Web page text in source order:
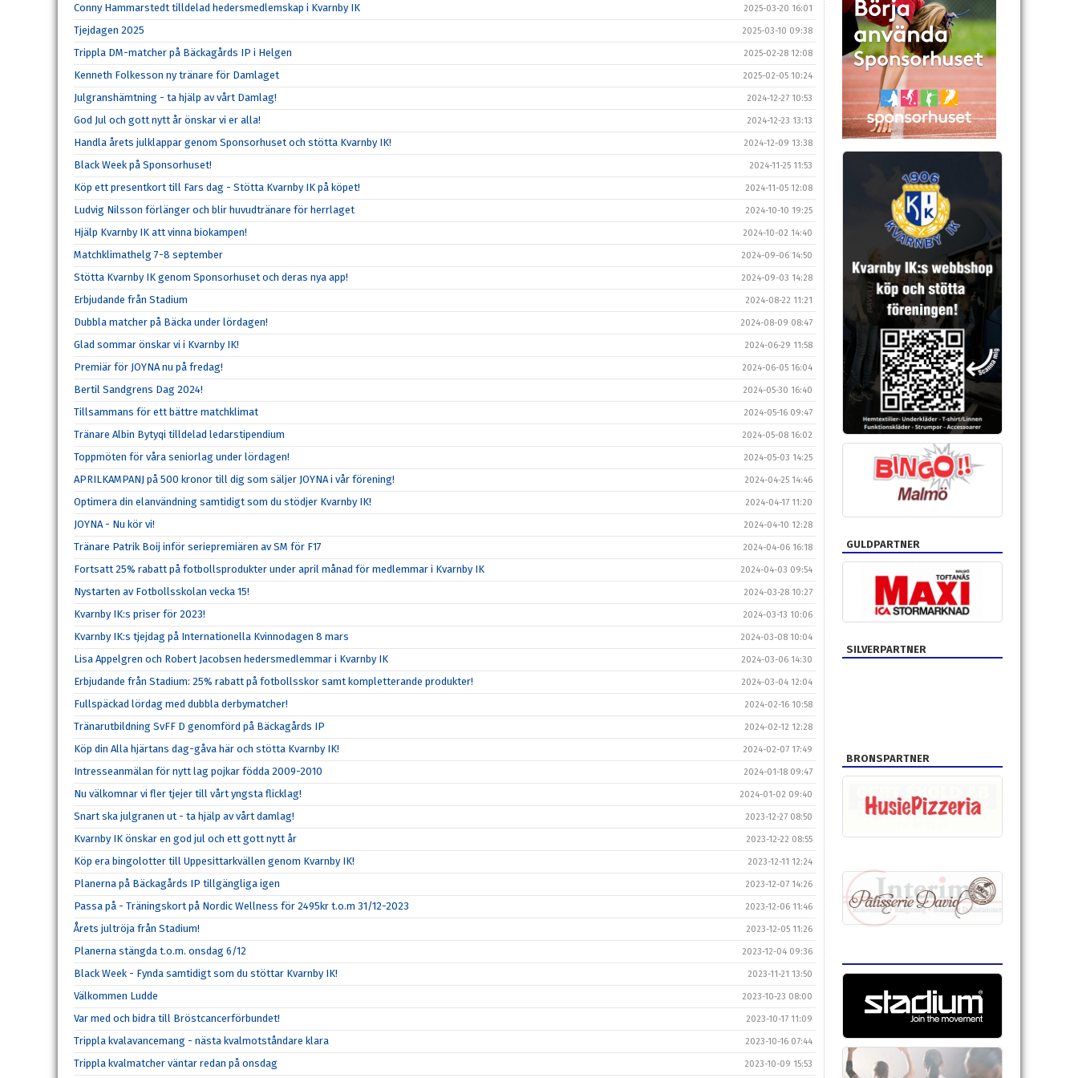
Conny Hammarstedt tilldelad hedersmedlemskap i Kvarnby IK 2025-03-20 16:01
Tjejdagen 2025 2025-03-10 09:38
Trippla DM-matcher på Bäckagårds IP i Helgen 2025-02-28 12:08
Kenneth Folkesson ny tränare för Damlaget 2025-02-05 10:24
Julgranshämtning - ta hjälp av vårt Damlag! 2024-12-27 10:53
God Jul och gott nytt år önskar vi er alla! 2024-12-23 13:13
Handla årets julklappar genom Sponsorhuset och stötta Kvarnby IK! 2024-12-09 13:38
Black Week på Sponsorhuset! 2024-11-25 11:53
Köp ett presentkort till Fars dag - Stötta Kvarnby IK på köpet! 2024-11-05 12:08
Ludvig Nilsson förlänger och blir huvudtränare för herrlaget 2024-10-10 19:25
Hjälp Kvarnby IK att vinna biokampen! 2024-10-02 14:40
Matchklimathelg 7-8 september 2024-09-06 14:50
Stötta Kvarnby IK genom Sponsorhuset och deras nya app! 2024-09-03 14:28
Erbjudande från Stadium 2024-08-22 11:21
Dubbla matcher på Bäcka under lördagen! 2024-08-09 08:47
Glad sommar önskar vi i Kvarnby IK! 2024-06-29 11:58
Premiär för JOYNA nu på fredag! 2024-06-05 16:04
Bertil Sandgrens Dag 2024! 2024-05-30 16:40
Tillsammans för ett bättre matchklimat 2024-05-16 09:47
Tränare Albin Bytyqi tilldelad ledarstipendium 2024-05-08 16:02
Toppmöten för våra seniorlag under lördagen! 2024-05-03 14:25
APRILKAMPANJ på 500 kronor till dig som säljer JOYNA i vår förening! 2024-04-25 14:46
Optimera din elanvändning samtidigt som du stödjer Kvarnby IK! 2024-04-17 11:20
JOYNA - Nu kör vi! 2024-04-10 12:28
Tränare Patrik Boij inför seriepremiären av SM för F17 2024-04-06 16:18
Fortsatt 25% rabatt på fotbollsprodukter under april månad för medlemmar i Kvarnby IK 2024-04-03 09:54
Nystarten av Fotbollsskolan vecka 15! 2024-03-28 10:27
Kvarnby IK:s priser för 2023! 2024-03-13 10:06
Kvarnby IK:s tjejdag på Internationella Kvinnodagen 8 mars 2024-03-08 10:04
Lisa Appelgren och Robert Jacobsen hedersmedlemmar i Kvarnby IK 2024-03-06 14:30
Erbjudande från Stadium: 25% rabatt på fotbollsskor samt kompletterande produkter! 2024-03-04 12:04
Fullspäckad lördag med dubbla derbymatcher! 2024-02-16 10:58
Tränarutbildning SvFF D genomförd på Bäckagårds IP 2024-02-12 12:28
Köp din Alla hjärtans dag-gåva här och stötta Kvarnby IK! 2024-02-07 17:49
Intresseanmälan för nytt lag pojkar födda 2009-2010 2024-01-18 09:47
Nu välkomnar vi fler tjejer till vårt yngsta flicklag! 2024-01-02 09:40
Snart ska julgranen ut - ta hjälp av vårt damlag! 2023-12-27 08:50
Kvarnby IK önskar en god jul och ett gott nytt år 2023-12-22 08:55
Köp era bingolotter till Uppesittarkvällen genom Kvarnby IK! 2023-12-11 12:24
Planerna på Bäckagårds IP tillgängliga igen 2023-12-07 14:26
Passa på - Träningskort på Nordic Wellness för 2495kr t.o.m 31/12-2023 2023-12-06 11:46
Årets jultröja från Stadium! 2023-12-05 11:26
Planerna stängda t.o.m. onsdag 6/12 2023-12-04 09:36
Black Week - Fynda samtidigt som du stöttar Kvarnby IK! 2023-11-21 13:50
Välkommen Ludde 2023-10-23 08:00
Var med och bidra till Bröstcancerförbundet! 2023-10-17 11:09
Trippla kvalavancemang - nästa kvalmotståndare klara 2023-10-16 07:44
Trippla kvalmatcher väntar redan på onsdag 2023-10-09 15:53
GULDPARTNER
SILVERPARTNER
BRONSPARTNER